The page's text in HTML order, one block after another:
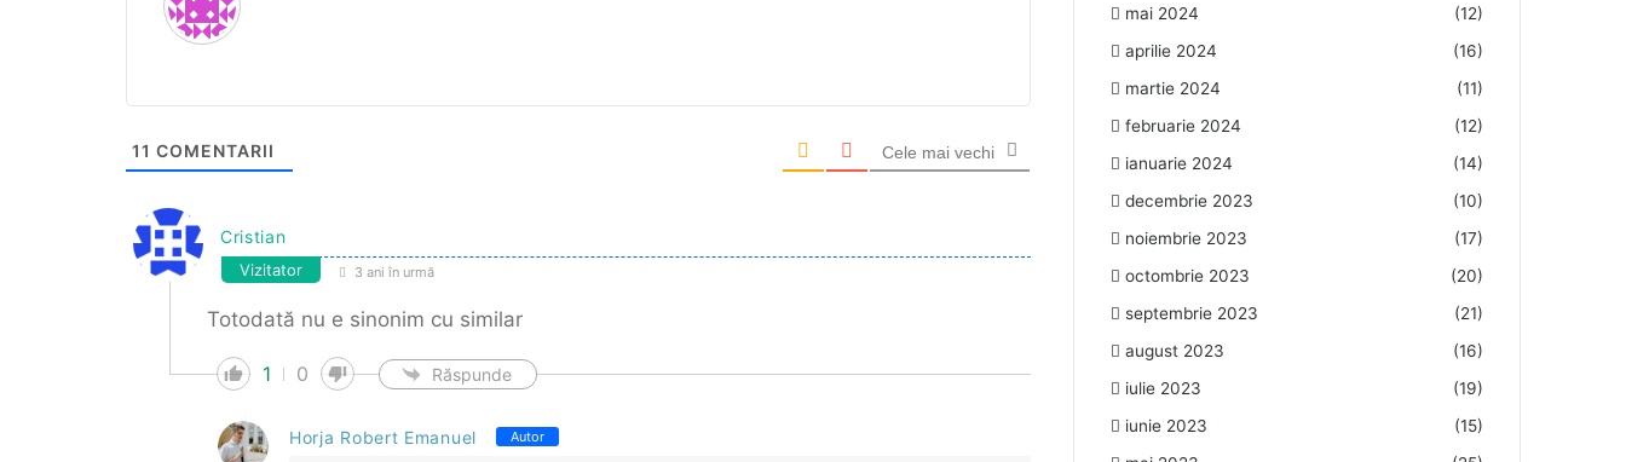
11 COMENTARII Cele mai vechi
Cristian
Vizitator 3 ani în urmă
Totodată nu e sinonim cu similar
1 0 Răspunde
Horja Robert Emanuel Autor
mai 2024
(12)
aprilie 2024
(16)
martie 2024
(11)
februarie 2024
(12)
ianuarie 2024
(14)
decembrie 2023
(10)
noiembrie 2023
(17)
octombrie 2023
(20)
septembrie 2023
(21)
august 2023
(16)
iulie 2023
(19)
iunie 2023
(15)